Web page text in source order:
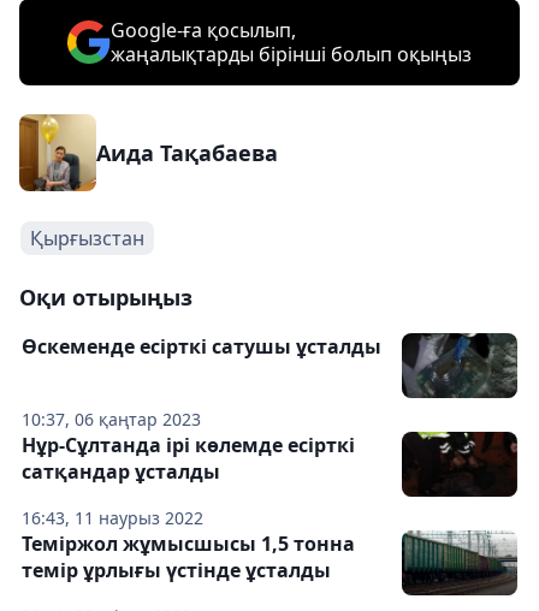
Google-ға қосылып,
жаңалықтарды бірінші болып оқыңыз
Аида Тақабаева
Қырғызстан
Оқи отырыңыз
10:37, 06 қаңтар 2023
Өскеменде есірткі сатушы ұсталды
16:43, 11 наурыз 2022
Нұр-Сұлтанда ірі көлемде есірткі
сатқандар ұсталды
Теміржол жұмысшысы 1,5 тонна
темір ұрлығы үстінде ұсталды